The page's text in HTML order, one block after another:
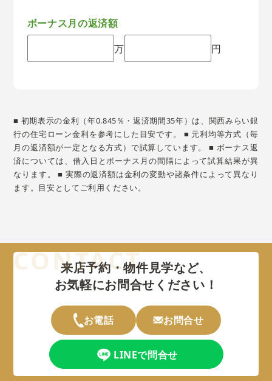
ボーナス月の返済額
万
円
■ 初期表示の金利（年0.845％・返済期間35年）は、関西みらい銀
行の住宅ローン金利を参考にした目安です。 ■ 元利均等方式（毎
月の返済額が一定となる方式）で試算しています。 ■ ボーナス返
済については、借入日とボーナス月の間隔によって試算結果が異
なります。 ■ 実際の返済額は金利の変動や諸条件によって異なり
ます。目安としてご利用ください。
来店予約・物件見学など、
お気軽にお問合せください！
お電話 お問合せ
LINEで問合せ